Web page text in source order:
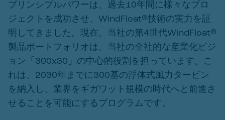
プリンシプルパワーは、過去10年間に様々なプロ
ジェクトを成功させ、WindFloat®技術の実力を証
明してきました。現在、当社の第4世代WindFloat®
製品ポートフォリオは、当社の全社的な産業化ビジ
ョン「300x30」の中心的役割を担っています。こ
れは、2030年までに300基の浮体式風力タービン
を納入し、業界をギガワット規模の時代へと前進さ
せることを可能にするプログラムです。